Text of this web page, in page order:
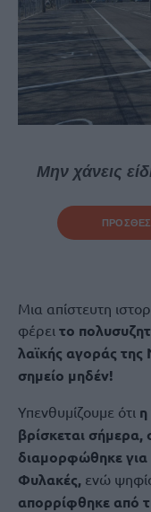
Μην χάνεις
Μια απίστευτη
φέρει το
λαϊκής αγοράς
σημείο μηδέν!
Υπενθυμίζουμε ότι
βρίσκεται σήμερα,
διαμορφώθηκε για
Φυλακές, ενώ
απορρίφθηκε από